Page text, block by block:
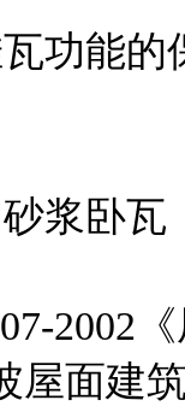
功能
浆卧
2002
屋面建